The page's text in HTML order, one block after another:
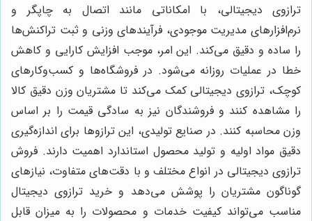
ترازوی دیجیتالی، با امکاناتی مانند اتصال به چاپگر و
نرم‌افزارهای مدیریت موجودی، فرآیندهای وزنی و ثبت تراکنش‌ها
را ساده و دقیق می‌کند. این امر، موجب افزایش کارایی و کاهش
خطا در عملیات روزانه می‌شود. در فروشگاه‌ها و کسب‌وکارهای
کوچک، ترازوی دیجیتالی کمک می‌کند تا مشتریان وزن دقیق کالا
را مشاهده کنند و فروشندگان نیز به سادگی قیمت را بر اساس
وزن محاسبه کنند. در صنایع تولیدی، این ترازوها برای اندازه‌گیری
دقیق مواد اولیه و تولید محصول استاندارد اهمیت دارند. فروش
ترازوی دیجیتالی در انواع مختلف و با دقت‌های متفاوت، نیازهای
گوناگون مشتریان را پوشش می‌دهد و خرید ترازوی دیجیتال
مناسب می‌تواند کیفیت خدمات و محصولات را به میزان قابل